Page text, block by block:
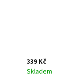
339 Kč
Skladem